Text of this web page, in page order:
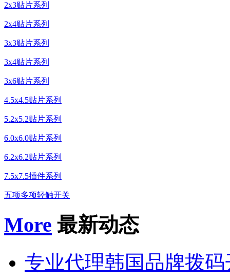
2x3贴片系列
2x4贴片系列
3x3贴片系列
3x4贴片系列
3x6贴片系列
4.5x4.5贴片系列
5.2x5.2贴片系列
6.0x6.0贴片系列
6.2x6.2贴片系列
7.5x7.5插件系列
五项多项轻触开关
More 最新动态
专业代理韩国品牌拨